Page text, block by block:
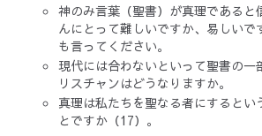
神のみ言葉（聖書）が真理であると
んにとって難しいですか、易しいで
も言ってください。
現代には合わないといって聖書の一
リスチャンはどうなりますか。
真理は私たちを聖なる者にするとい
とですか（17）。